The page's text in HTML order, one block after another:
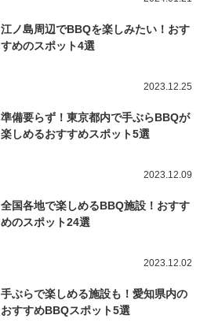
江ノ島周辺でBBQを楽しみたい！おす
すめのスポット4選
2023.12.25
準備要らず！東京都内で手ぶらBBQが
楽しめるおすすめスポット5選
2023.12.09
全国各地で楽しめるBBQ施設！おすす
めのスポット24選
2023.12.02
手ぶらで楽しめる施設も！愛知県内の
おすすめBBQスポット5選